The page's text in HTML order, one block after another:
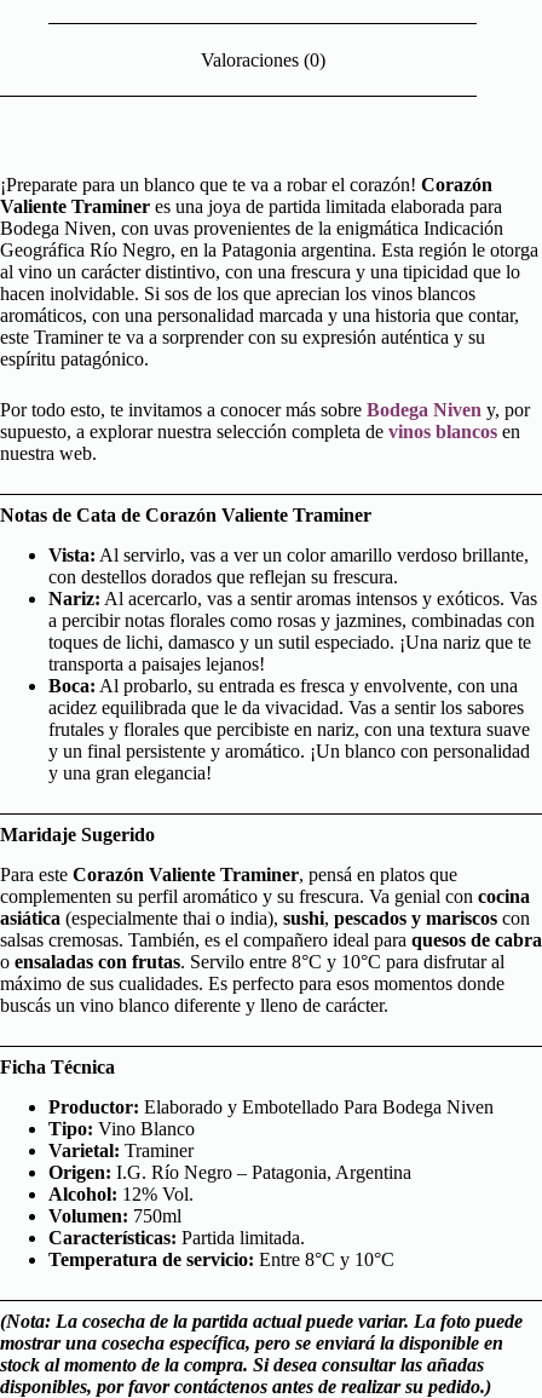
Valoraciones (0)
¡Preparate para un blanco que te va a robar el corazón! Corazón
Valiente Traminer es una joya de partida limitada elaborada para
Bodega Niven, con uvas provenientes de la enigmática Indicación
Geográfica Río Negro, en la Patagonia argentina. Esta región le otorga
al vino un carácter distintivo, con una frescura y una tipicidad que lo
hacen inolvidable. Si sos de los que aprecian los vinos blancos
aromáticos, con una personalidad marcada y una historia que contar,
este Traminer te va a sorprender con su expresión auténtica y su
espíritu patagónico.
Por todo esto, te invitamos a conocer más sobre Bodega Niven y, por
supuesto, a explorar nuestra selección completa de vinos blancos en
nuestra web.
Notas de Cata de Corazón Valiente Traminer
Vista: Al servirlo, vas a ver un color amarillo verdoso brillante,
con destellos dorados que reflejan su frescura.
Nariz: Al acercarlo, vas a sentir aromas intensos y exóticos. Vas
a percibir notas florales como rosas y jazmines, combinadas con
toques de lichi, damasco y un sutil especiado. ¡Una nariz que te
transporta a paisajes lejanos!
Boca: Al probarlo, su entrada es fresca y envolvente, con una
acidez equilibrada que le da vivacidad. Vas a sentir los sabores
frutales y florales que percibiste en nariz, con una textura suave
y un final persistente y aromático. ¡Un blanco con personalidad
y una gran elegancia!
Maridaje Sugerido
Para este Corazón Valiente Traminer, pensá en platos que
complementen su perfil aromático y su frescura. Va genial con cocina
asiática (especialmente thai o india), sushi, pescados y mariscos con
salsas cremosas. También, es el compañero ideal para quesos de cabra
o ensaladas con frutas. Servilo entre 8°C y 10°C para disfrutar al
máximo de sus cualidades. Es perfecto para esos momentos donde
buscás un vino blanco diferente y lleno de carácter.
Ficha Técnica
Productor: Elaborado y Embotellado Para Bodega Niven
Tipo: Vino Blanco
Varietal: Traminer
Origen: I.G. Río Negro – Patagonia, Argentina
Alcohol: 12% Vol.
Volumen: 750ml
Características: Partida limitada.
Temperatura de servicio: Entre 8°C y 10°C
(Nota: La cosecha de la partida actual puede variar. La foto puede
mostrar una cosecha específica, pero se enviará la disponible en
stock al momento de la compra. Si desea consultar las añadas
disponibles, por favor contáctenos antes de realizar su pedido.)